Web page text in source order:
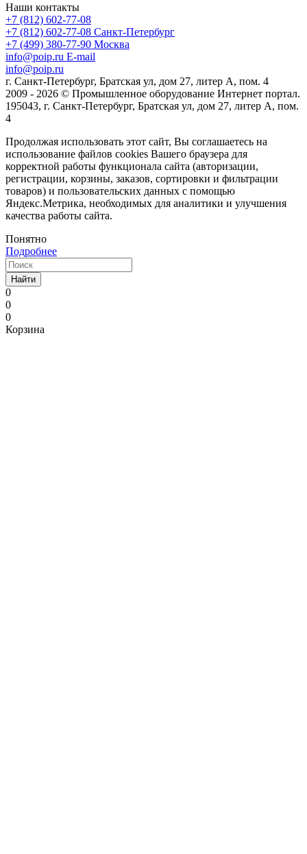
Наши контакты
+7 (812) 602-77-08
+7 (812) 602-77-08 Санкт-Петербург
+7 (499) 380-77-90 Москва
info@poip.ru E-mail
info@poip.ru
г. Санкт-Петербург, Братская ул, дом 27, литер А, пом. 4
2009 - 2026 © Промышленное оборудование Интернет портал.
195043, г. Санкт-Петербург, Братская ул, дом 27, литер А, пом.
4
Продолжая использовать этот сайт, Вы соглашаетесь на
использование файлов cookies Вашего браузера для
корректной работы функционала сайта (авторизации,
регистрации, корзины, заказов, сортировки и фильтрации
товаров) и пользовательских данных с помощью
Яндекс.Метрика, необходимых для аналитики и улучшения
качества работы сайта.
Понятно
Подробнее
Найти
0
0
0
Корзина